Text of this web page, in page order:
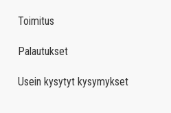
Toimitus
Palautukset
Usein kysytyt kysymykset